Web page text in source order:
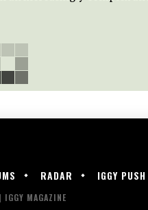
RADAR IGGY PUSH
MAGAZINE